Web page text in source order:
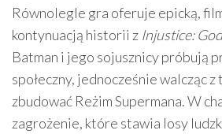
Równolegle gra oferuje epicką,
kontynuacją historii z Injustice:
Batman i jego sojusznicy próbują
społeczny, jednocześnie walcząc
zbudować Reżim Supermana. W
zagrożenie, które stawia losy